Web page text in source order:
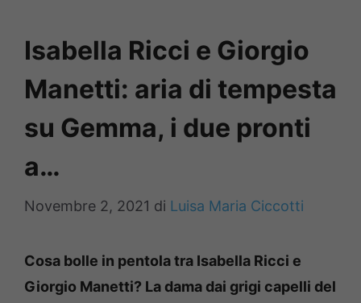
Isabella Ricci e Giorgio
Manetti: aria di tempesta
su Gemma, i due pronti
a…
Novembre 2, 2021 di Luisa Maria Ciccotti
Cosa bolle in pentola tra Isabella Ricci e
Giorgio Manetti? La dama dai grigi capelli del